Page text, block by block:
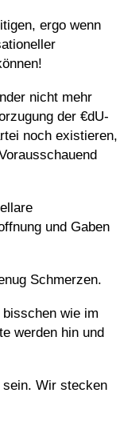
ergo wenn
nicht mehr
der €dU-
noch existieren,
und Gaben
Schmerzen.
wie im
werden hin und
sein. Wir stecken